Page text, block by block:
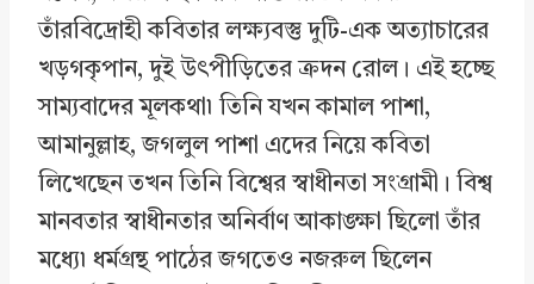
তাঁরবিদ্রোহী কবিতার লক্ষ্যবস্তু দুটি-এক অত্যাচারের
খড়গকৃপান, দুই উৎপীড়িতের ক্রদন রোল। এই হচ্ছে
সাম্যবাদের মূলকথা৷ তিনি যখন কামাল পাশা,
আমানুল্লাহ, জগলুল পাশা এদের নিয়ে কবিতা
লিখেছেন তখন তিনি বিশ্বের স্বাধীনতা সংগ্রামী। বিশ্ব
মানবতার স্বাধীনতার অনির্বাণ আকাঙ্ক্ষা ছিলো তাঁর
মধ্যে৷ ধর্মগ্রন্থ পাঠের জগতেও নজরুল ছিলেন